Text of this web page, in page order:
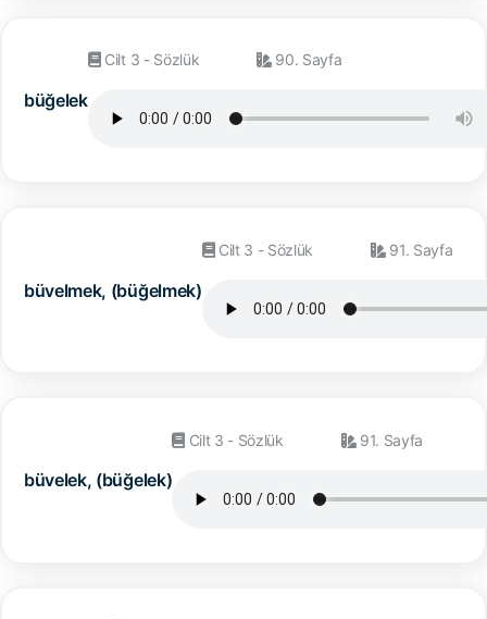
büğelek
Cilt 3 - Sözlük 90. Sayfa
büvelmek, (büğelmek)
Cilt 3 - Sözlük 91. Sayfa
büvelek, (büğelek)
Cilt 3 - Sözlük 91. Sayfa